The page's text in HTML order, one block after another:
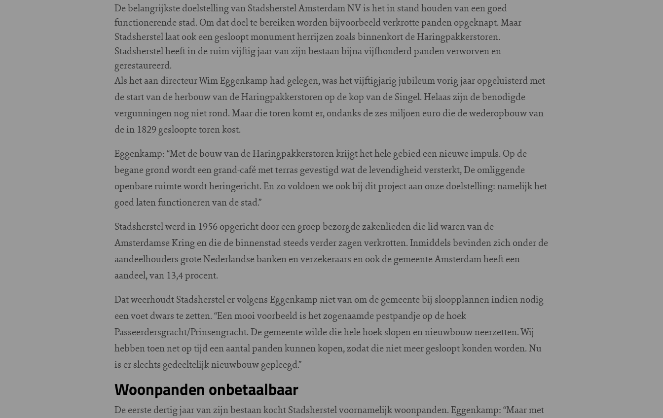
De belangrijkste doelstelling van Stadsherstel Amsterdam NV is het in stand houden van een goed
functionerende stad. Om dat doel te bereiken worden bijvoorbeeld verkrotte panden opgeknapt. Maar
Stadsherstel laat ook een gesloopt monument herrijzen zoals binnenkort de Haringpakkerstoren.
Stadsherstel heeft in de ruim vijftig jaar van zijn bestaan bijna vijfhonderd panden verworven en
gerestaureerd.
Als het aan directeur Wim Eggenkamp had gelegen, was het vijftigjarig jubileum vorig jaar opgeluisterd met
de start van de herbouw van de Haringpakkerstoren op de kop van de Singel. Helaas zijn de benodigde
vergunningen nog niet rond. Maar die toren komt er, ondanks de zes miljoen euro die de wederopbouw van
de in 1829 gesloopte toren kost.
Eggenkamp: “Met de bouw van de Haringpakkerstoren krijgt het hele gebied een nieuwe impuls. Op de
begane grond wordt een grand-café met terras gevestigd wat de levendigheid versterkt, De omliggende
openbare ruimte wordt heringericht. En zo voldoen we ook bij dit project aan onze doelstelling: namelijk het
goed laten functioneren van de stad.”
Stadsherstel werd in 1956 opgericht door een groep bezorgde zakenlieden die lid waren van de
Amsterdamse Kring en die de binnenstad steeds verder zagen verkrotten. Inmiddels bevinden zich onder de
aandeelhouders grote Nederlandse banken en verzekeraars en ook de gemeente Amsterdam heeft een
aandeel, van 13,4 procent.
Dat weerhoudt Stadsherstel er volgens Eggenkamp niet van om de gemeente bij sloopplannen indien nodig
een voet dwars te zetten. “Een mooi voorbeeld is het zogenaamde pestpandje op de hoek
Passeerdersgracht/Prinsengracht. De gemeente wilde die hele hoek slopen en nieuwbouw neerzetten. Wij
hebben toen net op tijd een aantal panden kunnen kopen, zodat die niet meer gesloopt konden worden. Nu
is er slechts gedeeltelijk nieuwbouw gepleegd.”
Woonpanden onbetaalbaar
De eerste dertig jaar van zijn bestaan kocht Stadsherstel voornamelijk woonpanden. Eggenkamp: “Maar met